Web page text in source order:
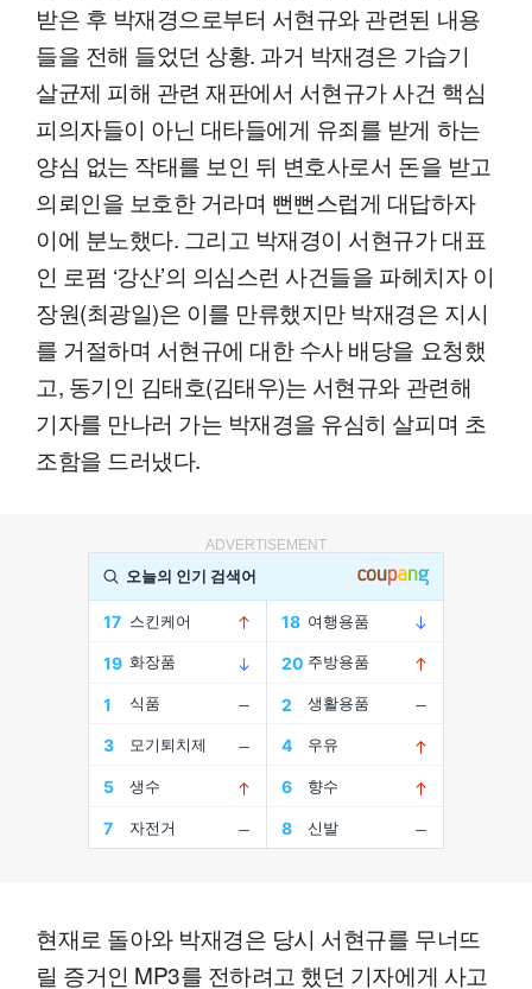
받은 후 박재경으로부터 서현규와 관련된 내용
들을 전해 들었던 상황. 과거 박재경은 가습기
살균제 피해 관련 재판에서 서현규가 사건 핵심
피의자들이 아닌 대타들에게 유죄를 받게 하는
양심 없는 작태를 보인 뒤 변호사로서 돈을 받고
의뢰인을 보호한 거라며 뻔뻔스럽게 대답하자
이에 분노했다. 그리고 박재경이 서현규가 대표
인 로펌 ‘강산’의 의심스런 사건들을 파헤치자 이
장원(최광일)은 이를 만류했지만 박재경은 지시
를 거절하며 서현규에 대한 수사 배당을 요청했
고, 동기인 김태호(김태우)는 서현규와 관련해
기자를 만나러 가는 박재경을 유심히 살피며 초
조함을 드러냈다.
ADVERTISEMENT
현재로 돌아와 박재경은 당시 서현규를 무너뜨
릴 증거인 MP3를 전하려고 했던 기자에게 사고